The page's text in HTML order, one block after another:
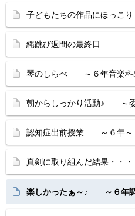
子どもたちの作品にほっこり
縄跳び週間の最終日
琴のしらべ ～６年音楽科
朝からしっかり活動♪ ～委
認知症出前授業 ～６年～
真剣に取り組んだ結果・
楽しかったぁ～♪ ～６年